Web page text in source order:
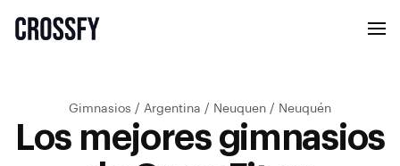
Gimnasios / Argentina / Neuquen / Neuquén
Los mejores gimnasios